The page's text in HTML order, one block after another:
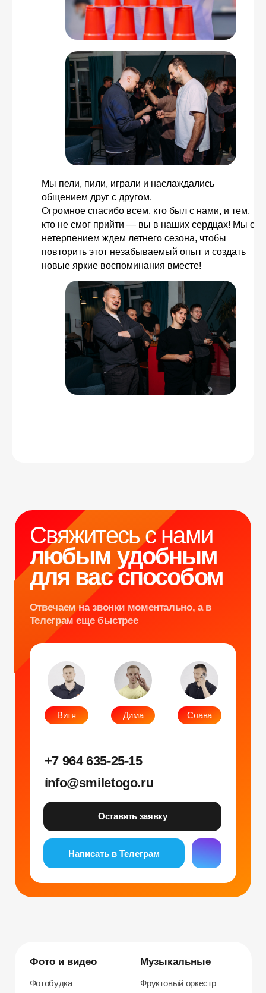
Мы пели, пили, играли и наслаждались
общением друг с другом.
Огромное спасибо всем, кто был с нами, и тем,
кто не смог прийти — вы в наших сердцах! Мы с
нетерпением ждем летнего сезона, чтобы
повторить этот незабываемый опыт и создать
новые яркие воспоминания вместе!
Отвечаем на звонки моментально, а в
Телеграм еще быстрее
Оставить заявку
Свяжитесь с нами
любым удобным
для вас способом
+7 964 635-25-15
info@smiletogo.ru
Дима Слава
Фото и видео Музыкальные
Уникальные
Фотобудка
Лед фотозона
Холобокс
Фотозеркало
Флипбук-студия
Стерео фото
Фруктовый оркестр
Караоке-будка
Кто громче?
Сила крика
Велооркестр
Музыкальный джедай
Согласие на обработку персональных данных
Политика конфиденциальности
Публичная оферта
Файлы кукис
Гонки на робошарах
Кнопочный бой
Трековые гонки
Неоновый тоннель
Блог
Контакты
Продажа устройств
+7 964 635-25-15
О нас
ИП Мамзин Михаил Сергеевич
ОГРНИП: 314312302100129